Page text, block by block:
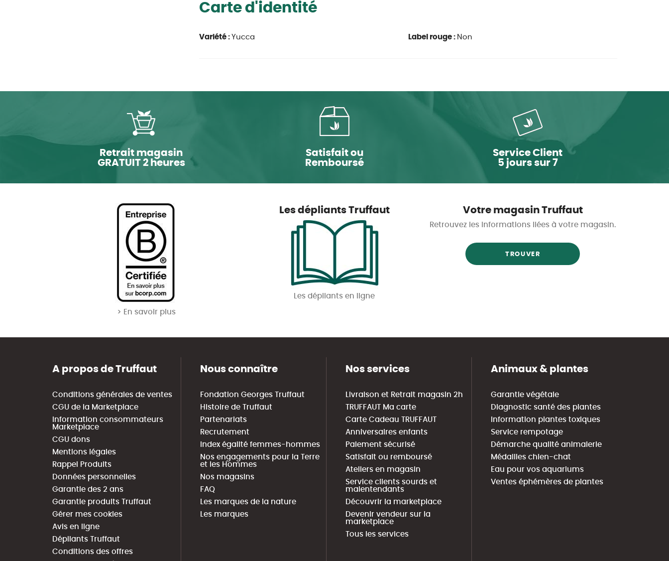
Carte d'identité
Variété : Yucca Label rouge : Non
Retrait magasin
GRATUIT 2 heures
Satisfait ou
Remboursé
Service Client
5 jours sur 7
> En savoir plus
Les dépliants Truffaut
Les dépliants en ligne
Votre magasin Truffaut
Retrouvez les informations liées à votre magasin.
TROUVER
A propos de Truffaut
Conditions générales de ventes
CGU de la Marketplace
Information consommateurs
Marketplace
CGU dons
Mentions légales
Rappel Produits
Données personnelles
Garantie des 2 ans
Garantie produits Truffaut
Gérer mes cookies
Avis en ligne
Dépliants Truffaut
Conditions des offres
Nous connaître
Fondation Georges Truffaut
Histoire de Truffaut
Partenariats
Recrutement
Index égalité femmes-hommes
Nos engagements pour la Terre
et les Hommes
Nos magasins
FAQ
Les marques de la nature
Les marques
Nos services
Livraison et Retrait magasin 2h
TRUFFAUT Ma carte
Carte Cadeau TRUFFAUT
Anniversaires enfants
Paiement sécurisé
Satisfait ou remboursé
Ateliers en magasin
Service clients sourds et
malentendants
Découvrir la marketplace
Devenir vendeur sur la
marketplace
Tous les services
Animaux & plantes
Garantie végétale
Diagnostic santé des plantes
Information plantes toxiques
Service rempotage
Démarche qualité animalerie
Médailles chien-chat
Eau pour vos aquariums
Ventes éphémères de plantes